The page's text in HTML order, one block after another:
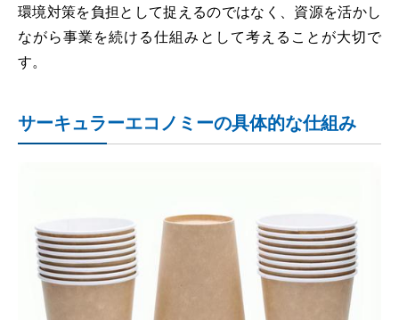
環境対策を負担として捉えるのではなく、資源を活かし
ながら事業を続ける仕組みとして考えることが大切で
す。
サーキュラーエコノミーの具体的な仕組み